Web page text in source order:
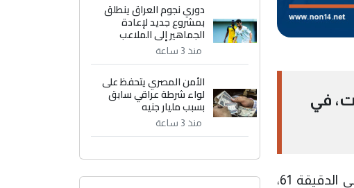
3-0، اليوم السبت، في
وسجل أهداف الفريق الكتالوني كل من روبرت ليفاندوفسكي في الدقيقة 29، لامين يامال في الدقيقة 61،
دوري نجوم العراق ينطلق
بمشروع جديد لإعادة
الجماهير إلى الملاعب
منذ 3 ساعة
الأمن المصري يتحفظ على
لواء شرطة عراقي سابق
بسبب مليار جنيه
منذ 3 ساعة